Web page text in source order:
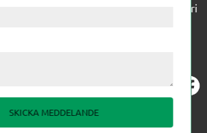
emballering och till övrig industri
sortiment av teknikprodukter med
till transmission och lager.
SKICKA MEDDELANDE